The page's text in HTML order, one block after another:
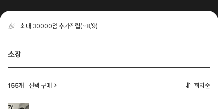
최대 30000점 추가적립(~8/9)
소장
155개 선택 구매 회차순